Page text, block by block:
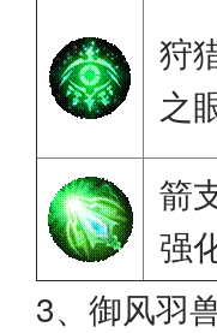
狩
之
箭
强
3、御风羽